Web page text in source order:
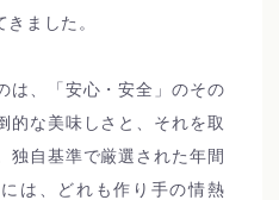
ました。
は、「安心・安全」のその
的な美味しさと、それを取
独自基準で厳選された年間
は、どれも作り手の情熱